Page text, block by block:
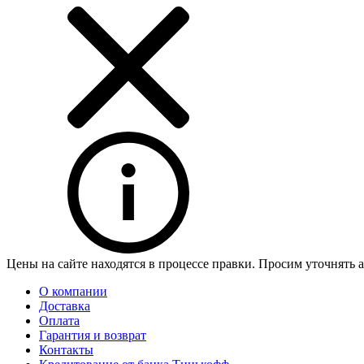
Цены на сайте находятся в процессе правки. Просим
О компании
Доставка
Оплата
Гарантия и возврат
Контакты